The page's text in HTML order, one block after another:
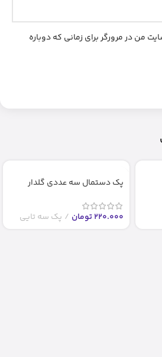
من در مرورگر برای زمانی که دوباره
پک دستمال سه عددی گلدار
220.000تومان پک سه تایی